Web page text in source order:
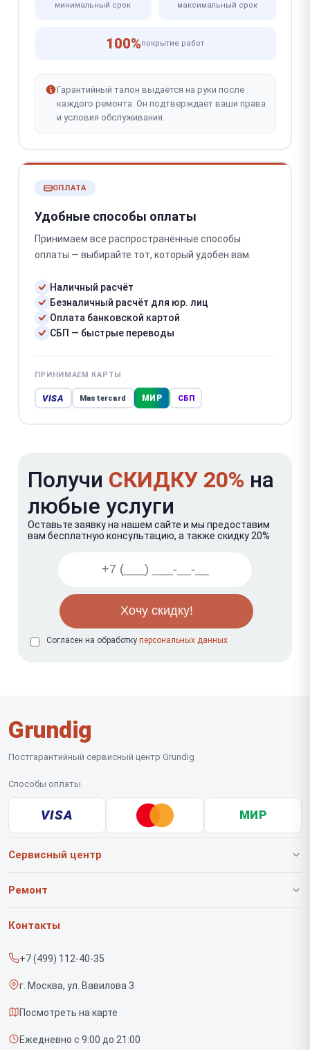
минимальный срок максимальный срок
100%покрытие работ
Гарантийный талон выдаётся на руки после
каждого ремонта. Он подтверждает ваши права
и условия обслуживания.
ОПЛАТА
Удобные способы оплаты
Принимаем все распространённые способы
оплаты — выбирайте тот, который удобен вам.
Наличный расчёт
Безналичный расчёт для юр. лиц
Оплата банковской картой
СБП — быстрые переводы
ПРИНИМАЕМ КАРТЫ
VISA Mastercard МИР СБП
Получи СКИДКУ 20% на
любые услуги
Оставьте заявку на нашем сайте и мы предоставим
вам бесплатную консультацию, а также скидку 20%
Согласен на обработку персональных данных
Grundig
Постгарантийный сервисный центр Grundig
Способы оплаты
VISA МИР
Сервисный центр
О нашем сервисе
Срочный ремонт
Доставка и способы оплаты
Диагностика
Контакты
Ремонт
Роботов-пылесосов
Контакты
+7 (499) 112-40-35
г. Москва, ул. Вавилова 3
Посмотреть на карте
Ежедневно с 9:00 до 21:00